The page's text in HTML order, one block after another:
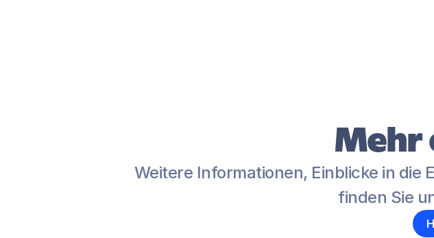
Mehr
Weitere Informationen, Einblicke in die
finden Sie